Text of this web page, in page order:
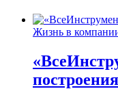
Жизнь в